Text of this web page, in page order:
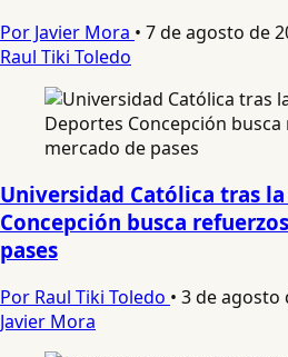
Por Javier Mora • 7 de agosto de
Raul Tiki Toledo
Universidad Católica tras
Concepción busca
pases
Por Raul Tiki Toledo • 3 de agosto
Javier Mora